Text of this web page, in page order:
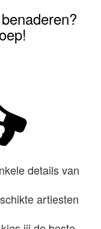
details van
artiesten